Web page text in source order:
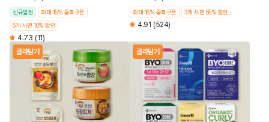
신규입점
최대 15% 중복쿠폰
5개 사면 10% 할인
4.73 (11)
최대 15% 중복쿠폰 3개 사면 55% 할인
4.91 (524)
골라담기 골라담기